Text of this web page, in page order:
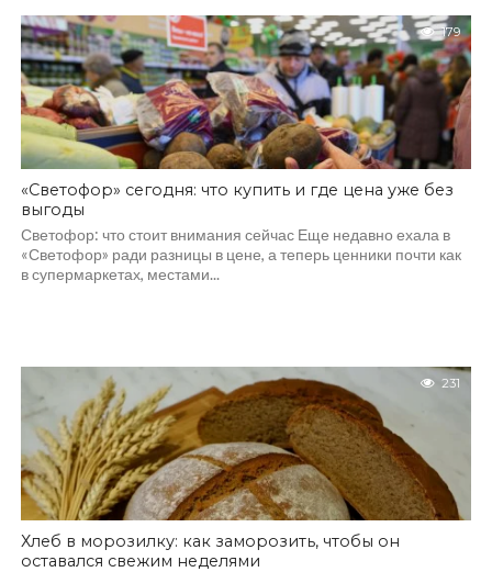
179
«Светофор» сегодня: что купить и где цена уже без
выгоды
Светофор: что стоит внимания сейчас Еще недавно ехала в
«Светофор» ради разницы в цене, а теперь ценники почти как
в супермаркетах, местами...
231
Хлеб в морозилку: как заморозить, чтобы он
оставался свежим неделями